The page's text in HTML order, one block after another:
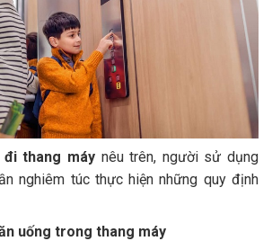
đi thang máy nêu trên, người sử dụng
nghiêm túc thực hiện những quy định
uống trong thang máy